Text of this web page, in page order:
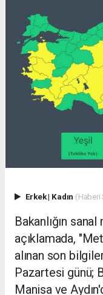
Erkek| Kadın (Haberi
Bakanlığın
açıklamada,
alınan son
Pazartesi günü;
Manisa ve